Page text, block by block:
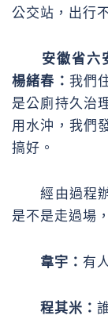
公交站，出行
安徽省六
楊緒春： 我們
是公廁持久治
用水沖，我們
搞好。
經由過程辦
是不是走過場
韋宇： 有
程其米：